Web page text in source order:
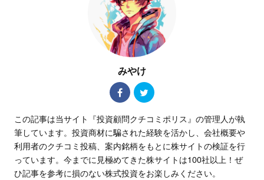
みやけ
この記事は当サイト『投資顧問クチコミポリス』の管理人が執
筆しています。投資商材に騙された経験を活かし、会社概要や
利用者のクチコミ投稿、案内銘柄をもとに株サイトの検証を行
っています。今までに見極めてきた株サイトは100社以上！ぜ
ひ記事を参考に損のない株式投資をお楽しみください。